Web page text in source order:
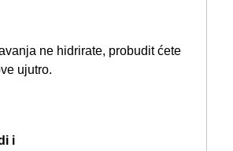
ne hidrirate, probudit ćete
ujutro.
i